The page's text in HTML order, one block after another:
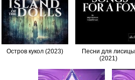
Остров кукол (2023)
Песни для лисицы
(2021)